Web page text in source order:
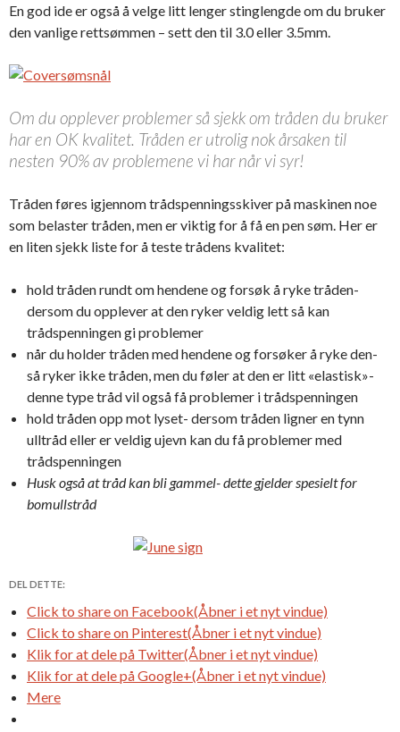
En god ide er også å velge litt lenger stinglengde om du bruker
den vanlige rettsømmen – sett den til 3.0 eller 3.5mm.
Om du opplever problemer så sjekk om tråden du bruker
har en OK kvalitet. Tråden er utrolig nok årsaken til
nesten 90% av problemene vi har når vi syr!
Tråden føres igjennom trådspenningsskiver på maskinen noe
som belaster tråden, men er viktig for å få en pen søm. Her er
en liten sjekk liste for å teste trådens kvalitet:
hold tråden rundt om hendene og forsøk å ryke tråden-
dersom du opplever at den ryker veldig lett så kan
trådspenningen gi problemer
når du holder tråden med hendene og forsøker å ryke den-
så ryker ikke tråden, men du føler at den er litt «elastisk»-
denne type tråd vil også få problemer i trådspenningen
hold tråden opp mot lyset- dersom tråden ligner en tynn
ulltråd eller er veldig ujevn kan du få problemer med
trådspenningen
Husk også at tråd kan bli gammel- dette gjelder spesielt for
bomullstråd
DEL DETTE:
Click to share on Facebook(Åbner i et nyt vindue)
Click to share on Pinterest(Åbner i et nyt vindue)
Klik for at dele på Twitter(Åbner i et nyt vindue)
Klik for at dele på Google+(Åbner i et nyt vindue)
Mere